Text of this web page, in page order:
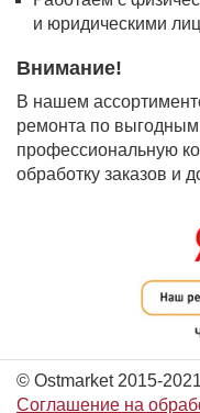
и юридическими
Внимание!
В нашем
ремонта по
профессиональную
обработку заказов и
© Ostmarket 2015-
Соглашение на